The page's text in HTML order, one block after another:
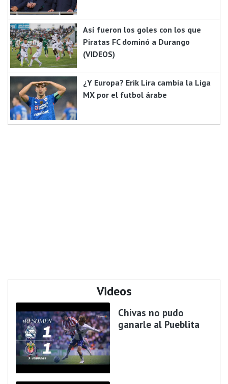
Así fueron los goles con los que
Piratas FC dominó a Durango
(VIDEOS)
¿Y Europa? Erik Lira cambia la Liga
MX por el futbol árabe
Videos
Chivas no pudo
ganarle al Pueblita